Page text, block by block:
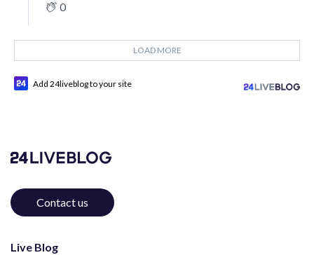
0
LOAD MORE
Add 24liveblog to your site
Contact us
Live Blog